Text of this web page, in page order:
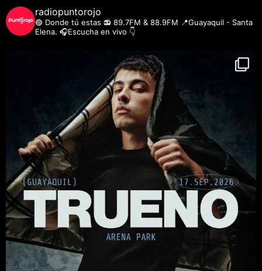
radiopuntorojo
🟣 Donde tú estas 📻 89.7FM & 88.9FM 📍Guayaquil - Santa
Elena. 🎧Escucha en vivo 👇